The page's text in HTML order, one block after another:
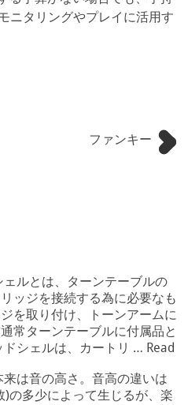
ニタリングやプレイに活用す
ファンキー
ェルとは、ターンテーブルの
ッジを接続する為に必要なも
を取り付け、トーンアームに
常ターンテーブルに付属品と
ドシェルは、カートリ … Read
来は音の高さ。音高の違いは
の多少によって生じるが、楽